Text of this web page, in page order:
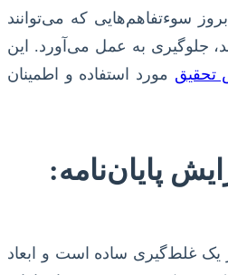
سوءتفاهم‌هایی که می‌توانند
جلوگیری به عمل می‌آورد. این
تحقیق مورد استفاده و اطمینان
پایان‌نامه:
یک غلط‌گیری ساده است و ابعاد